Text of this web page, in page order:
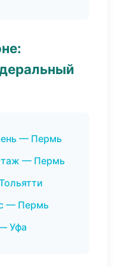
— Пермь
— Пермь
— Пермь
Уфа